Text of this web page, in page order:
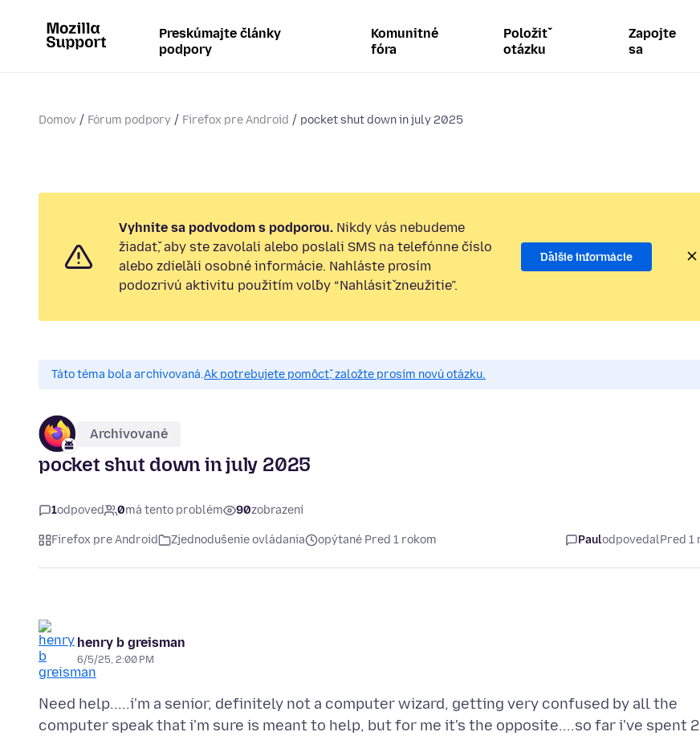
Preskúmajte články
podpory
Komunitné
fóra
Položiť
otázku
Zapojte
sa
Domov Fórum podpory Firefox pre Android pocket shut down in july 2025
Vyhnite sa podvodom s podporou. Nikdy vás nebudeme
žiadať, aby ste zavolali alebo poslali SMS na telefónne číslo
alebo zdieľali osobné informácie. Nahláste prosím
podozrivú aktivitu použitím voľby “Nahlásiť zneužitie”.
Ďalšie informácie
Táto téma bola archivovaná.Ak potrebujete pomôcť, založte prosím novú otázku.
Archivované
pocket shut down in july 2025
1odpoveď 0má tento problém 90zobrazení
Firefox pre Android Zjednodušenie ovládania opýtané Pred 1 rokom PaulodpovedalPred 1
henry b greisman
6/5/25, 2:00 PM
Need help.....i'm a senior, definitely not a computer wizard, getting very confused by all the
computer speak that i'm sure is meant to help, but for me it's the opposite....so far i've spent